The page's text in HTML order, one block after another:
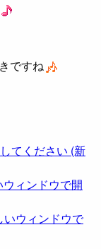
ですね
てください (新
ィンドウで開
いウィンドウで